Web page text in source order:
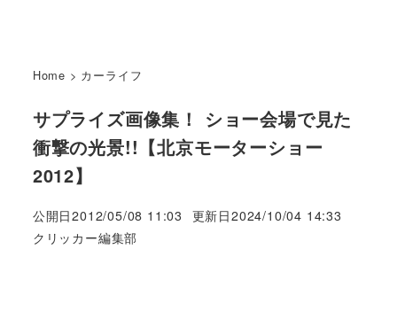
Home > カーライフ
サプライズ画像集！ ショー会場で見た
衝撃の光景!!【北京モーターショー
2012】
公開日2012/05/08 11:03 更新日2024/10/04 14:33
著
クリッカー編集部